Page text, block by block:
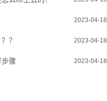
2023-04-18
？ 2023-04-18
骤 2023-04-18